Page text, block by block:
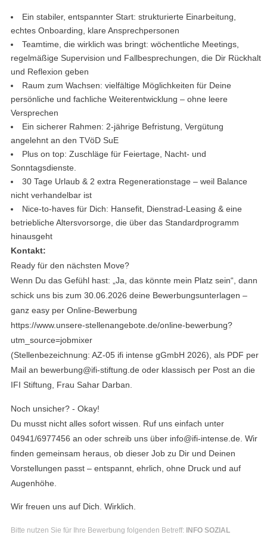
Ein stabiler, entspannter Start: strukturierte Einarbeitung,
echtes Onboarding, klare Ansprechpersonen
Teamtime, die wirklich was bringt: wöchentliche Meetings,
regelmäßige Supervision und Fallbesprechungen, die Dir Rückhalt
und Reflexion geben
Raum zum Wachsen: vielfältige Möglichkeiten für Deine
persönliche und fachliche Weiterentwicklung – ohne leere
Versprechen
Ein sicherer Rahmen: 2-jährige Befristung, Vergütung
angelehnt an den TVöD SuE
Plus on top: Zuschläge für Feiertage, Nacht- und
Sonntagsdienste.
30 Tage Urlaub & 2 extra Regenerationstage – weil Balance
nicht verhandelbar ist
Nice-to-haves für Dich: Hansefit, Dienstrad-Leasing & eine
betriebliche Altersvorsorge, die über das Standardprogramm
hinausgeht
Kontakt:
Ready für den nächsten Move?
Wenn Du das Gefühl hast: „Ja, das könnte mein Platz sein“, dann
schick uns bis zum 30.06.2026 deine Bewerbungsunterlagen –
ganz easy per Online-Bewerbung
https://www.unsere-stellenangebote.de/online-bewerbung?
utm_source=jobmixer
(Stellenbezeichnung: AZ-05 ifi intense gGmbH 2026), als PDF per
Mail an bewerbung@ifi-stiftung.de oder klassisch per Post an die
IFI Stiftung, Frau Sahar Darban.
Noch unsicher? - Okay!
Du musst nicht alles sofort wissen. Ruf uns einfach unter
04941/6977456 an oder schreib uns über info@ifi-intense.de. Wir
finden gemeinsam heraus, ob dieser Job zu Dir und Deinen
Vorstellungen passt – entspannt, ehrlich, ohne Druck und auf
Augenhöhe.
Wir freuen uns auf Dich. Wirklich.
Bitte nutzen Sie für Ihre Bewerbung folgenden Betreff:
INFO SOZIAL